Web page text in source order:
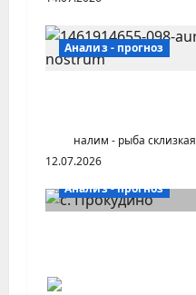
Анализ - прогноз
налим - рыба склизкая
12.07.2026
Анализ - прогноз